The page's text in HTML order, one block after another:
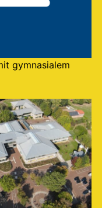
gymnasialem